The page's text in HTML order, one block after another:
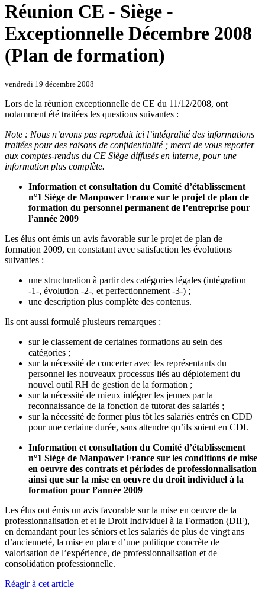
Réunion CE - Siège -
Exceptionnelle Décembre 2008
(Plan de formation)
vendredi 19 décembre 2008
Lors de la réunion exceptionnelle de CE du 11/12/2008, ont
notamment été traitées les questions suivantes :
Note : Nous n’avons pas reproduit ici l’intégralité des informations
traitées pour des raisons de confidentialité ; merci de vous reporter
aux comptes-rendus du CE Siège diffusés en interne, pour une
information plus complète.
Information et consultation du Comité d’établissement
n°1 Siège de Manpower France sur le projet de plan de
formation du personnel permanent de l’entreprise pour
l’année 2009
Les élus ont émis un avis favorable sur le projet de plan de
formation 2009, en constatant avec satisfaction les évolutions
suivantes :
une structuration à partir des catégories légales (intégration
-1-, évolution -2-, et perfectionnement -3-) ;
une description plus complète des contenus.
Ils ont aussi formulé plusieurs remarques :
sur le classement de certaines formations au sein des
catégories ;
sur la nécessité de concerter avec les représentants du
personnel les nouveaux processus liés au déploiement du
nouvel outil RH de gestion de la formation ;
sur la nécessité de mieux intégrer les jeunes par la
reconnaissance de la fonction de tutorat des salariés ;
sur la nécessité de former plus tôt les salariés entrés en CDD
pour une certaine durée, sans attendre qu’ils soient en CDI.
Information et consultation du Comité d’établissement
n°1 Siège de Manpower France sur les conditions de mise
en oeuvre des contrats et périodes de professionnalisation
ainsi que sur la mise en oeuvre du droit individuel à la
formation pour l’année 2009
Les élus ont émis un avis favorable sur la mise en oeuvre de la
professionnalisation et et le Droit Individuel à la Formation (DIF),
en demandant pour les séniors et les salariés de plus de vingt ans
d’ancienneté, la mise en place d’une politique concrète de
valorisation de l’expérience, de professionnalisation et de
consolidation professionnelle.
Réagir à cet article